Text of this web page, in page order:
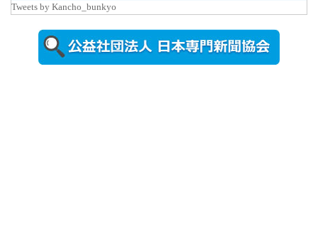
ォトスポッ
ト （8...
Tweets by Kancho_bunkyo